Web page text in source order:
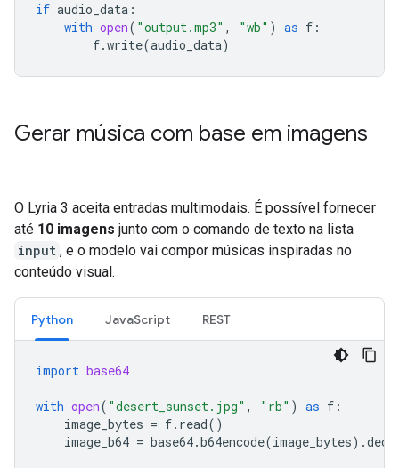
if audio_data :
with open( "output.mp3" , "wb" ) as f :
f.write(audio_data)
Gerar música com base em imagens
O Lyria 3 aceita entradas multimodais. É possível fornecer
até 10 imagens junto com o comando de texto na lista
input , e o modelo vai compor músicas inspiradas no
conteúdo visual.
Python JavaScript REST
import base64
with open( "desert_sunset.jpg" , "rb" ) as f :
image_bytes = f. read()
image_b64 = base64.b64encode(image_bytes) .